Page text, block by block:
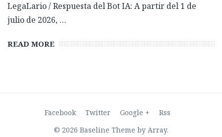
clave para validar identidades?
LegaLario / Respuesta del Bot IA: A partir del 1 de
julio de 2026, …
READ MORE
Facebook Twitter Google +
Rss
© 2026 Baseline Theme by Array.